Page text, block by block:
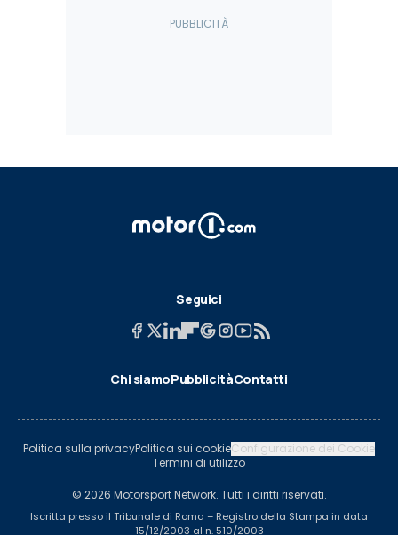
Seguici
Chi siamoPubblicitàContatti
Politica sulla privacyPolitica sui cookieConfigurazione dei Cookie
Termini di utilizzo
© 2026 Motorsport Network. Tutti i diritti riservati.
Iscritta presso il Tribunale di Roma – Registro della Stampa in data
15/12/2003 al n. 510/2003